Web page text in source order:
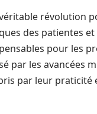
révolution
des patientes
pour les
par les avancées
par leur praticité